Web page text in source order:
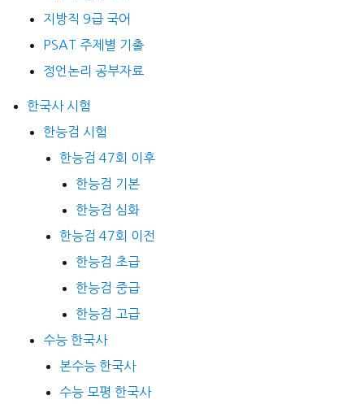
지방직 9급 국어
PSAT 주제별 기출
정언논리 공부자료
한국사 시험
한능검 시험
한능검 47회 이후
한능검 기본
한능검 심화
한능검 47회 이전
한능검 초급
한능검 중급
한능검 고급
수능 한국사
본수능 한국사
수능 모평 한국사